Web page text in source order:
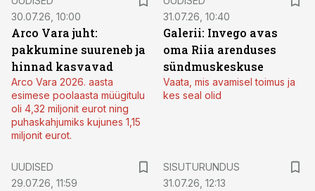
30.07.26, 10:00
Arco Vara juht:
pakkumine suureneb ja
hinnad kasvavad
Arco Vara 2026. aasta
esimese poolaasta müügitulu
oli 4,32 miljonit eurot ning
puhaskahjumiks kujunes 1,15
miljonit eurot.
31.07.26, 10:40
Galerii: Invego avas
oma Riia arenduses
sündmuskeskuse
Vaata, mis avamisel toimus ja
kes seal olid
UUDISED
29.07.26, 11:59
SISUTURUNDUS
31.07.26, 12:13